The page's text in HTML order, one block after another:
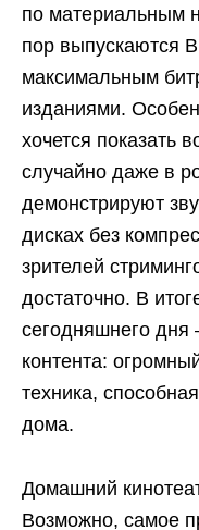
по материальным
пор выпускаются
максимальным
изданиями.
хочется показать
случайно даже в
демонстрируют
дисках без
зрителей
достаточно. В
сегодняшнего дня
контента:
техника,
дома.
Домашний
Возможно, самое